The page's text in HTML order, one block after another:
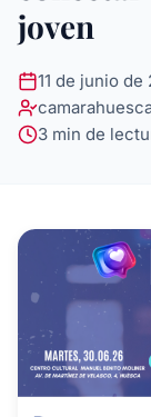
joven
11 de junio de
3 min de